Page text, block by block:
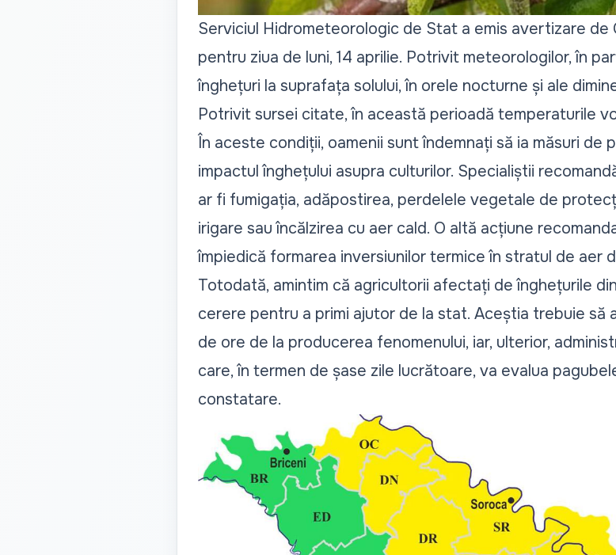
Serviciul Hidrometeorologic de Stat a emis avertizare de
pentru ziua de luni, 14 aprilie. Potrivit meteorologilor, în
înghețuri la suprafața solului, în orele nocturne și ale
Potrivit sursei citate, în această perioadă temperaturile
În aceste condiții, oamenii sunt îndemnați să ia măsuri de
impactul înghețului asupra culturilor. Specialiștii
ar fi fumigația, adăpostirea, perdelele vegetale de
irigare sau încălzirea cu aer cald. O altă acțiune
împiedică formarea inversiunilor termice în stratul de aer
Totodată, amintim că agricultorii afectați de înghețurile
cerere pentru a primi ajutor de la stat. Aceștia trebuie să
de ore de la producerea fenomenului, iar, ulterior,
care, în termen de șase zile lucrătoare, va evalua
constatare.